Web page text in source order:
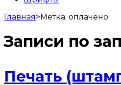
Главная>Метка: оплачено
Записи по
Печать